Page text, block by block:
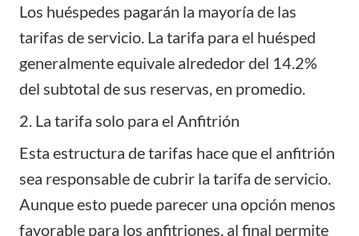
Los huéspedes pagarán la mayoría de las
tarifas de servicio. La tarifa para el huésped
generalmente equivale alrededor del 14.2%
del subtotal de sus reservas, en promedio.
2. La tarifa solo para el Anfitrión
Esta estructura de tarifas hace que el anfitrión
sea responsable de cubrir la tarifa de servicio.
Aunque esto puede parecer una opción menos
favorable para los anfitriones, al final permite